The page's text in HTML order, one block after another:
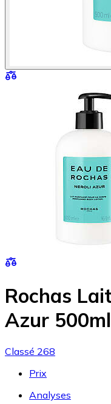
Rochas
Azur 500ml
Classé 268
Prix
Analyses